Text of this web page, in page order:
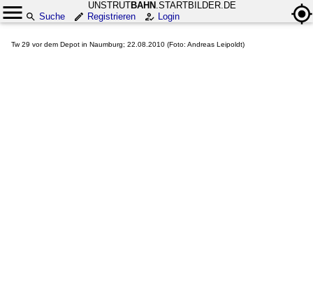
UNSTRUTBAHN .STARTBILDER.DE
Suche
Registrieren Login
Tw 29 vor dem Depot in Naumburg; 22.08.2010 (Foto: Andreas Leipoldt)